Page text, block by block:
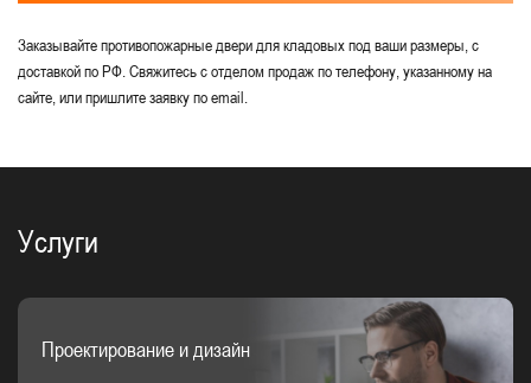
Заказывайте противопожарные двери для кладовых под ваши размеры, с
доставкой по РФ. Свяжитесь с отделом продаж по телефону, указанному на
сайте, или пришлите заявку по email.
Услуги
Проектирование и дизайн